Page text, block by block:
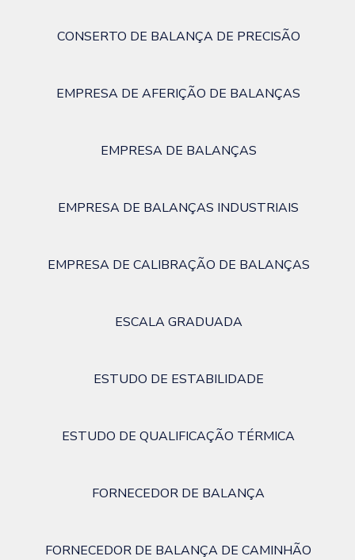
CONSERTO DE BALANÇA DE PRECISÃO
EMPRESA DE AFERIÇÃO DE BALANÇAS
EMPRESA DE BALANÇAS
EMPRESA DE BALANÇAS INDUSTRIAIS
EMPRESA DE CALIBRAÇÃO DE BALANÇAS
ESCALA GRADUADA
ESTUDO DE ESTABILIDADE
ESTUDO DE QUALIFICAÇÃO TÉRMICA
FORNECEDOR DE BALANÇA
FORNECEDOR DE BALANÇA DE CAMINHÃO